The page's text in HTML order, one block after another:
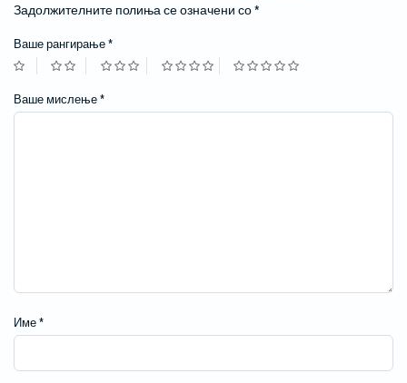
Задолжителните полиња се означени со *
Ваше рангирање *
Ваше мислење *
Име *